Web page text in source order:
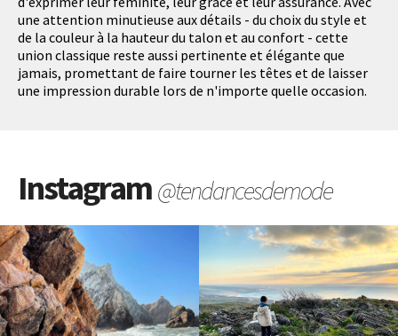
une attention minutieuse aux détails - du choix du style et
de la couleur à la hauteur du talon et au confort - cette
union classique reste aussi pertinente et élégante que
jamais, promettant de faire tourner les têtes et de laisser
une impression durable lors de n'importe quelle occasion.
Instagram@tendancesdemode